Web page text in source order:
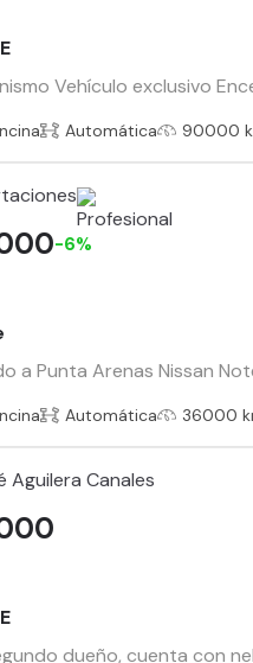
Vehículo exclusivo
Automática 90000
a Punta Arenas Nissan
-6%
Automática 36000
Aguilera Canales
dueño, cuenta con